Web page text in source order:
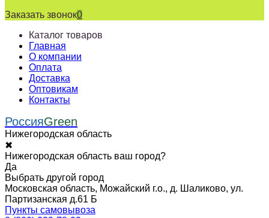
Заказать звонок0
Каталог товаров
Главная
О компании
Оплата
Доставка
Оптовикам
Контакты
РоссияGreen
Нижегородская область
✖
Нижегородская область ваш город?
Да
Выбрать другой город
Московская область, Можайский г.о., д. Шаликово, ул.
Партизанская д.61 Б
Пункты самовывоза